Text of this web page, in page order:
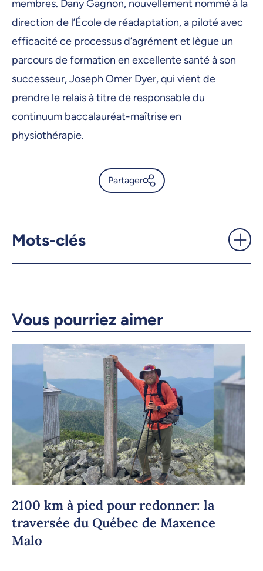
membres. Dany Gagnon, nouvellement nommé à la
direction de l’École de réadaptation, a piloté avec
efficacité ce processus d’agrément et lègue un
parcours de formation en excellente santé à son
successeur, Joseph Omer Dyer, qui vient de
prendre le relais à titre de responsable du
continuum baccalauréat-maîtrise en
physiothérapie.
Partager
LinkedIn
Copier le lien
Mots-clés
Vous pourriez aimer
2100 km à pied pour redonner: la
traversée du Québec de Maxence
Malo